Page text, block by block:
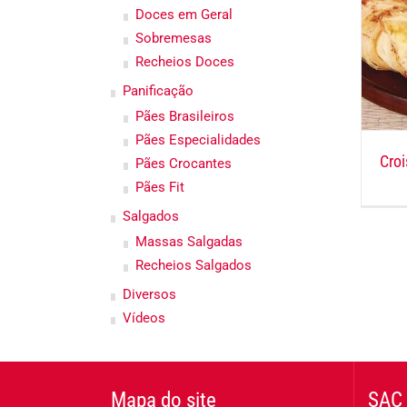
Doces em Geral
Sobremesas
Recheios Doces
Panificação
Pães Brasileiros
Pães Especialidades
Pães Crocantes
Pães Fit
Salgados
Massas Salgadas
Recheios Salgados
Diversos
Vídeos
Mapa do site